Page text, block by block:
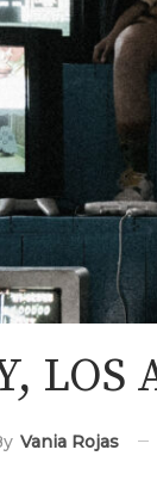
LOS
Vania Rojas